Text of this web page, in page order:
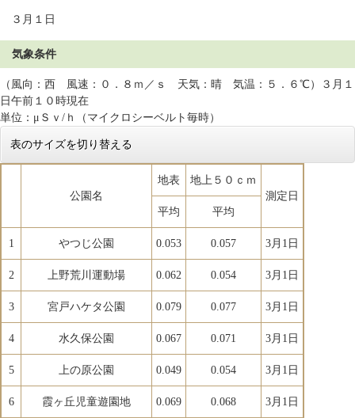
３月１日
気象条件
（風向：西 風速：０．８ｍ／ｓ 天気：晴 気温：５．６℃）３月１
日午前１０時現在
単位：μＳｖ/ｈ（マイクロシーベルト毎時）
表のサイズを切り替える
公園名
地表
地上５０ｃｍ
測定日
平均
平均
1 やつじ公園 0.053 0.057 3月1日
2 上野荒川運動場 0.062 0.054 3月1日
3 宮戸ハケタ公園 0.079 0.077 3月1日
4 水久保公園 0.067 0.071 3月1日
5 上の原公園 0.049 0.054 3月1日
6 霞ヶ丘児童遊園地 0.069 0.068 3月1日